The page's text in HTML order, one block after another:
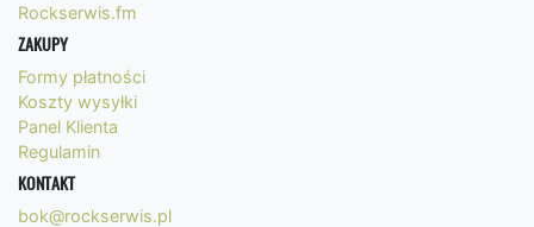
Rockserwis.fm
ZAKUPY
Formy płatności
Koszty wysyłki
Panel Klienta
Regulamin
KONTAKT
bok@rockserwis.pl